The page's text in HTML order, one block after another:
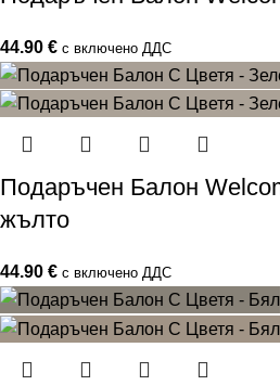
44.90 € с включено ДДС
Подаръчен Балон
жълто
44.90 € с включено ДДС